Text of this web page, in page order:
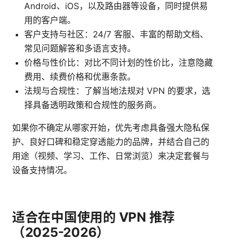
Android、iOS，以及路由器等设备，同时提供易
用的客户端。
客户支持与社区：24/7 客服、丰富的帮助文档、
常见问题解答和多语言支持。
价格与性价比：对比不同计划的性价比，注意隐藏
费用、续费价格和优惠条款。
法规与合规性：了解当地法规对 VPN 的要求，选
择具备透明政策和合规性的服务商。
如果你不确定从哪家开始，优先考虑具备强大隐私保
护、良好口碑和稳定穿透能力的品牌，并结合自己的
用途（视频、学习、工作、日常浏览）来决定套餐与
设备支持情况。
适合在中国使用的 VPN 推荐
（2025-2026）